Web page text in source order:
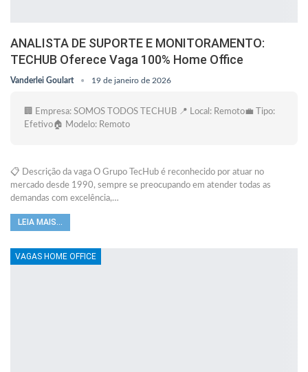
ANALISTA DE SUPORTE E MONITORAMENTO:
TECHUB Oferece Vaga 100% Home Office
Vanderlei Goulart 19 de janeiro de 2026
🏢 Empresa: SOMOS TODOS TECHUB 📍 Local: Remoto💼 Tipo:
Efetivo🏠 Modelo: Remoto
📋 Descrição da vaga O Grupo TecHub é reconhecido por atuar no
mercado desde 1990, sempre se preocupando em atender todas as
demandas com excelência,…
LEIA MAIS...
VAGAS HOME OFFICE